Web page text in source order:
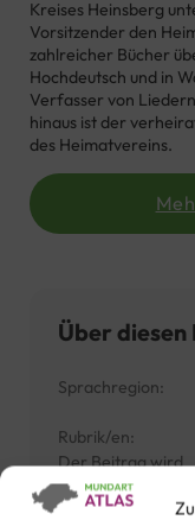
Kreises Heinsberg
Vorsitzender den
zahlreicher Bücher
Hochdeutsch und in
Verfasser von
hinaus ist der
des Heimatvereins.
Über
Sprachregion:
Rubrik/en:
Der Beitrag wird
vorgetragen von: